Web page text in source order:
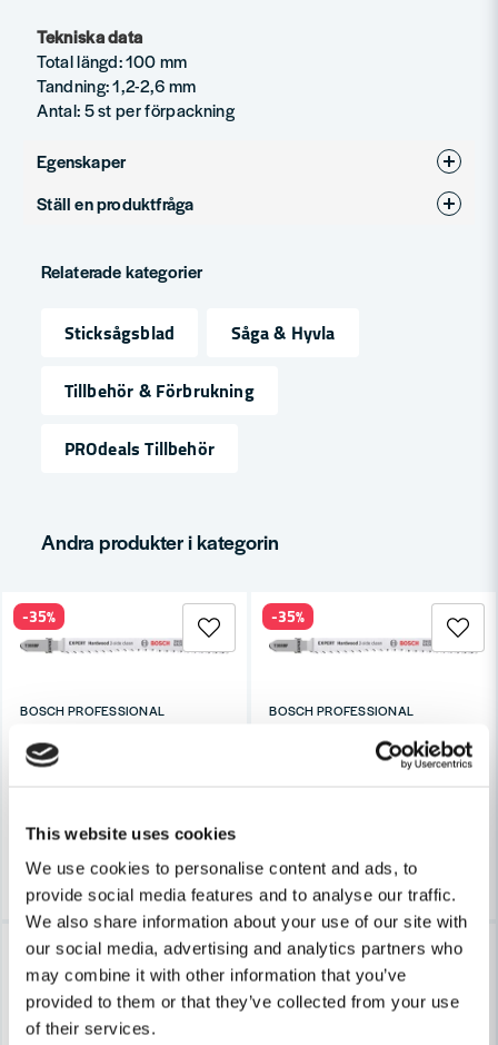
This website uses cookies
We use cookies to personalise content and ads, to
provide social media features and to analyse our traffic.
We also share information about your use of our site with
our social media, advertising and analytics partners who
may combine it with other information that you’ve
provided to them or that they’ve collected from your use
of their services.
Tekniska data
Total längd: 100 mm
Tandning: 1,2-2,6 mm
Antal: 5 st per förpackning
Egenskaper
Produkttyp
Ställ en produktfråga
Fråga oss något om denna produkten...
Namn
email
Relaterade kategorier
Sticksågsblad
Såga & Hyvla
Tillbehör & Förbrukning
PROdeals Tillbehör
Andra produkter i kategorin
BOSCH PROFESSIONAL
Finns i Webblager
Köp
-35%
BOSCH PROFESSIONAL
Köp
-35%
Lagerrensning upp till
40%
-35%